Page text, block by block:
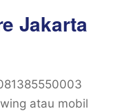
Jakarta
atau mobil